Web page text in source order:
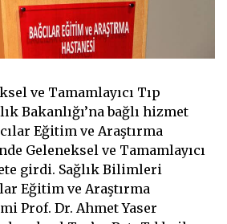
ve Tamamlayıcı Tıp
Bakanlığı’na bağlı hizmet
Eğitim ve Araştırma
Geleneksel ve Tamamlayıcı
girdi. Sağlık Bilimleri
Eğitim ve Araştırma
Prof. Dr. Ahmet Yaser